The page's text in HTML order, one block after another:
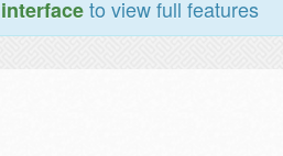
interfaceto view full features